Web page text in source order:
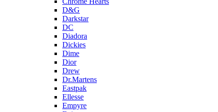
D&G
Darkstar
DC
Diadora
Dickies
Dime
Dior
Drew
Dr.Martens
Eastpak
Ellesse
Empyre